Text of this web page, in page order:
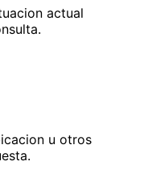
actual
u otros